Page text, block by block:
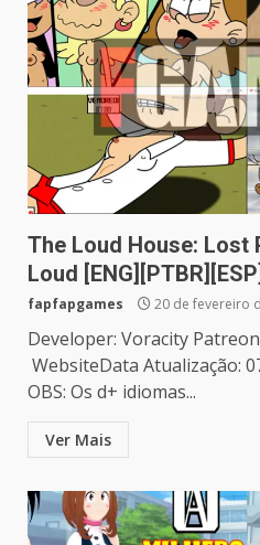
The Loud House: Lost
Loud [ENG][PTBR][ESP]
fapfapgames 20 de fevereiro
Developer: Voracity
WebsiteData Atualização:
OBS: Os d+ idiomas...
Ver Mais